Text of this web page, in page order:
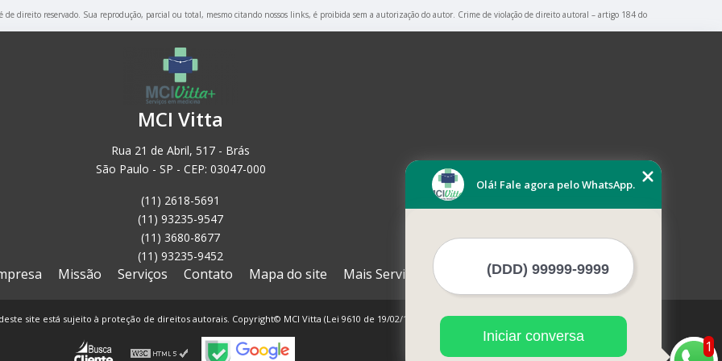
de direito reservado. Sua reprodução, parcial ou total, mesmo citando nossos links, é proibida sem a autorização do autor. Crime de violação de direito autoral – artigo 184 do
MCI Vitta
Rua 21 de Abril, 517 - Brás
São Paulo - SP - CEP: 03047-000
(11) 2618-5691
(11) 93235-9547
(11) 3680-8677
(11) 93235-9452
Missão Serviços Contato Mapa do site Mais Serviços
site está sujeito à proteção de direitos autorais. Copyright© MCI Vitta (Lei 9610 de 19/02/1998)
1
Olá! Fale agora pelo WhatsApp.
Iniciar conversa